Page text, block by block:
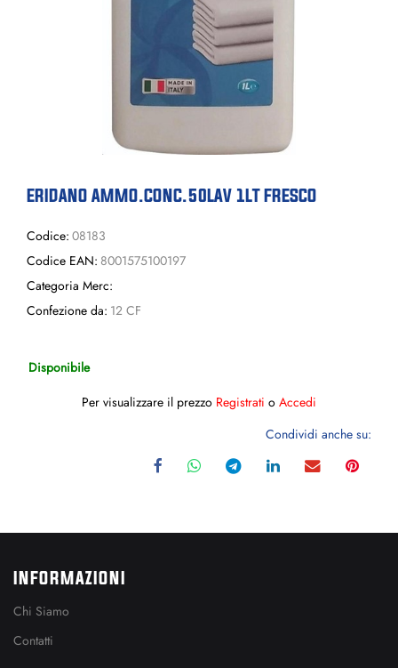
ERIDANO AMMO.CONC.50LAV 1LT FRESCO
Codice: 08183
Codice EAN: 8001575100197
Categoria Merc:
Confezione da: 12 CF
Disponibile
Per visualizzare il prezzo Registrati o Accedi
Condividi anche su:
INFORMAZIONI
Chi Siamo
Contatti